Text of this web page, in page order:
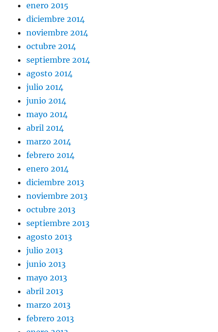
enero 2015
diciembre 2014
noviembre 2014
octubre 2014
septiembre 2014
agosto 2014
julio 2014
junio 2014
mayo 2014
abril 2014
marzo 2014
febrero 2014
enero 2014
diciembre 2013
noviembre 2013
octubre 2013
septiembre 2013
agosto 2013
julio 2013
junio 2013
mayo 2013
abril 2013
marzo 2013
febrero 2013